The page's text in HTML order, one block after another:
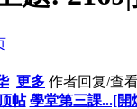
更多 作者回复/查
帖 學堂第三課...[開